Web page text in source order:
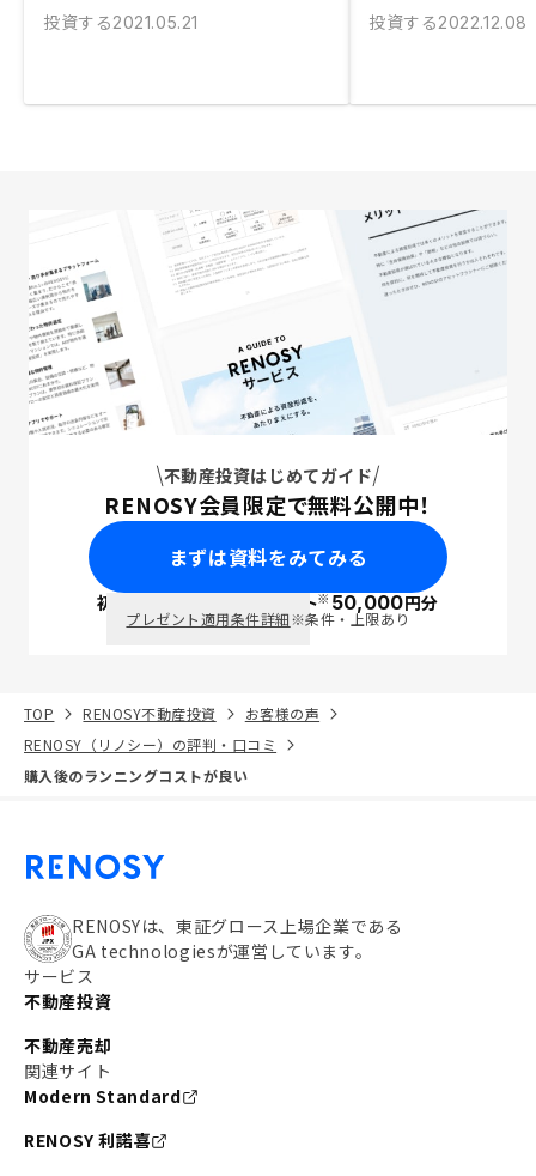
投資する2021.05.21
投資する2022.12.08
不動産投資はじめてガイド
RENOSY会員限定で無料公開中！
まずは資料をみてみる
初回面談で ポイント※50,000円分
プレゼント適用条件詳細※条件・上限あり
TOP RENOSY不動産投資
お客様の声
RENOSY（リノシー）の評判・口コミ
購入後のランニングコストが良い
RENOSYは、東証グロース上場企業である
GA technologiesが運営しています。
サービス
不動産投資
不動産売却
関連サイト
Modern Standard
RENOSY 利諾喜